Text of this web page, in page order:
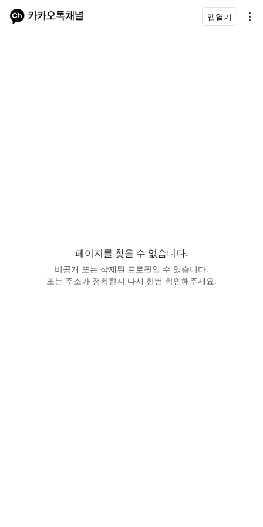
앱열기
페이지를 찾을 수 없습니다.
비공개 또는 삭제된 프로필일 수 있습니다.
또는 주소가 정확한지 다시 한번 확인해주세요.